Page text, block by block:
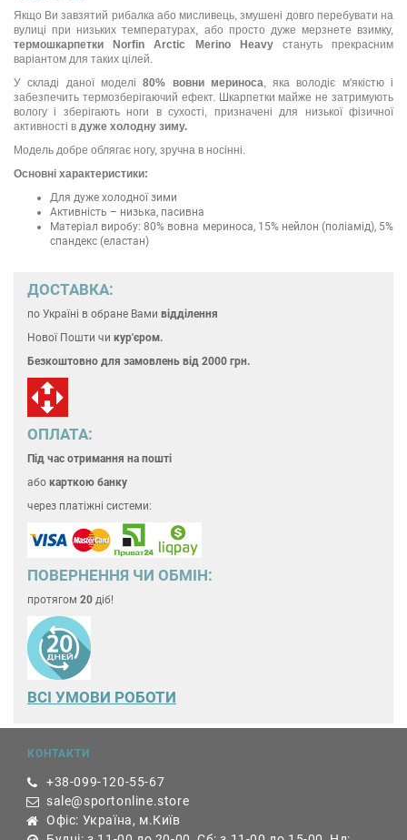
Якщо Ви завзятий рибалка або мисливець, змушені довго перебувати на
вулиці при низьких температурах, або просто дуже мерзнете взимку,
термошкарпетки Norfin Arctic Merino
Heavyстануть прекрасним
варіантом для таких цілей.
У складі даної моделі80% вовни мериноса, яка володіє м'якістю і
забезпечить термозберігаючий ефект. Шкарпетки майже не затримують
вологу і зберігають ноги в сухості, призначені для низької фізичної
активності в дуже холодну зиму.
Модель добре облягає ногу, зручна в носінні.
Основні характеристики:
Для дуже холодної зими
Активність – низька, пасивна
Матеріал виробу: 80% вовна мериноса, 15% нейлон (поліамід), 5%
спандекс (еластан)
ДОСТАВКА:
по Україні в обране Вами відділення
Нової Пошти чи кур'єром.
Безкоштовно для замовлень від 2000 грн.
ОПЛАТА:
Під час отримання на пошті
або карткою банку
через платіжні системи:
ПОВЕРНЕННЯ ЧИ ОБМІН:
протягом 20 діб!
ВСІ УМОВИ РОБОТИ
КОНТАКТИ
+38-099-120-55-67
sale@sportonline.store
Офіс: Україна, м.Київ